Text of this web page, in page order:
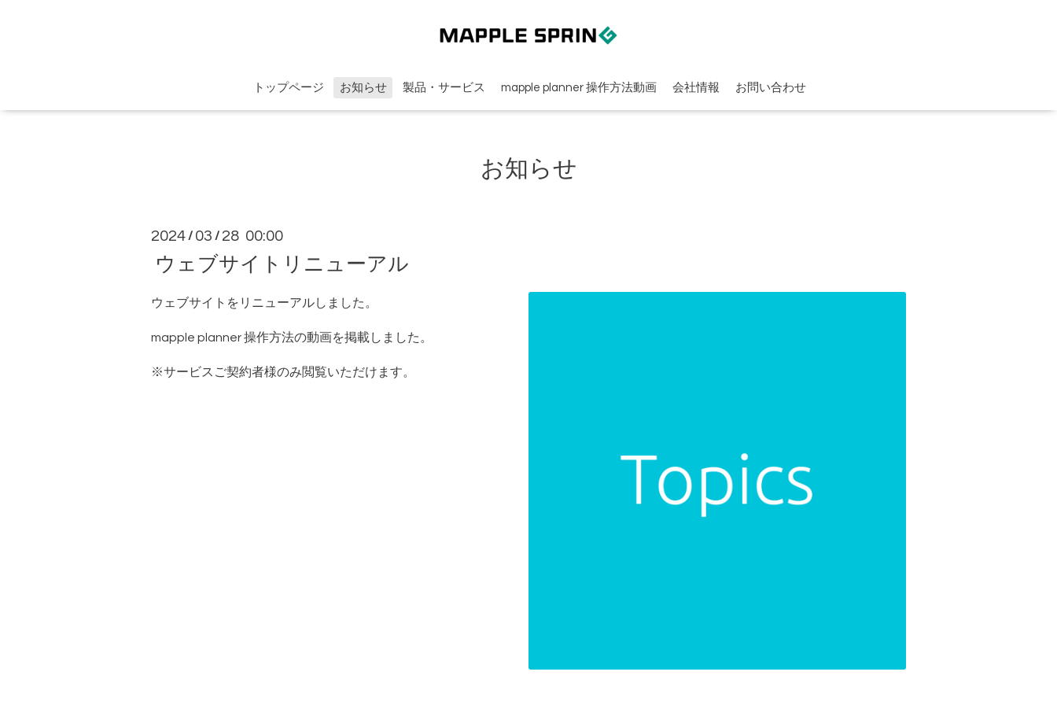
トップページ お知らせ 製品・サービス mapple planner 操作方法動画 会社情報 お問い合わせ
お知らせ
2024 / 03 / 28 00:00
ウェブサイトリニューアル
ウェブサイトをリニューアルしました。
mapple planner 操作方法の動画を掲載しました。
※サービスご契約者様のみ閲覧いただけます。